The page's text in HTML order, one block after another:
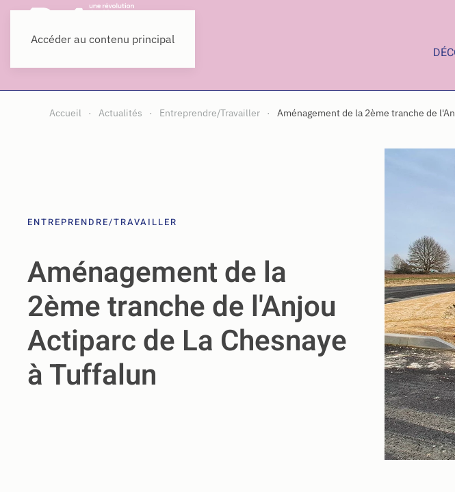
Accéder au contenu principal
Accueil Actualités Entreprendre/Travailler Aménagement de la 2ème tranche de
ENTREPRENDRE/TRAVAILLER
Aménagement de la
2ème tranche de l'Anjou
Actiparc de La Chesnaye
à Tuffalun